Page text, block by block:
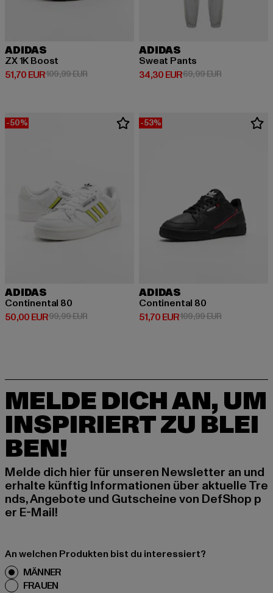
ADIDAS
ZX 1K Boost
51,70 EUR
Derzeitiger Preis: 51,70 EUR
109,99 EURAktionspreis: 109,99 EUR
ADIDAS
Sweat Pants
34,30 EUR
Derzeitiger Preis: 34,30 EUR
69,99 EURAktionspreis:
-50%
ADIDAS
Continental 80
50,00 EUR
Derzeitiger Preis: 50,00 EUR
99,99 EURAktionspreis: 99,99 EUR
-53%
ADIDAS
Continental 80
51,70 EUR
Derzeitiger Preis: 51,70 EUR
109,99 EURAktionspreis:
MELDE DICH AN, UM
INSPIRIERT ZU BLEI
BEN!
Melde dich hier für unseren Newsletter an und
erhalte künftig Informationen über aktuelle Tre
nds, Angebote und Gutscheine von DefShop p
er E-Mail!
An welchen Produkten bist du interessiert?
MÄNNER
FRAUEN